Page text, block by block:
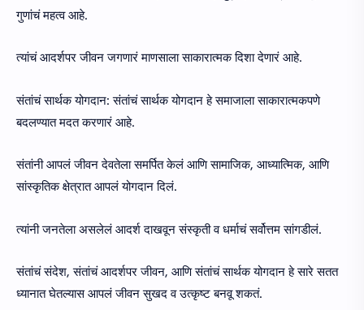
गुणांचं महत्व आहे.
त्यांचं आदर्शपर जीवन जगणारं माणसाला साकारात्मक दिशा देणारं आहे.
संतांचं सार्थक योगदान: संतांचं सार्थक योगदान हे समाजाला साकारात्मकपणे
बदलण्यात मदत करणारं आहे.
संतांनी आपलं जीवन देवतेला समर्पित केलं आणि सामाजिक, आध्यात्मिक, आणि
सांस्कृतिक क्षेत्रात आपलं योगदान दिलं.
त्यांनी जनतेला असलेलं आदर्श दाखवून संस्कृती व धर्माचं सर्वोत्तम सांगडीलं.
संतांचं संदेश, संतांचं आदर्शपर जीवन, आणि संतांचं सार्थक योगदान हे सारे सतत
ध्यानात घेतल्यास आपलं जीवन सुखद व उत्कृष्ट बनवू शकतं.